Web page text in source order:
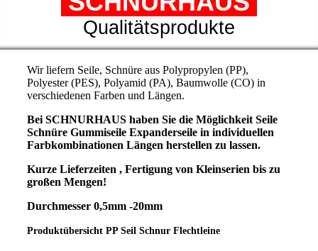
Qualitätsprodukte
Wir liefern Seile, Schnüre aus Polypropylen (PP),
Polyester (PES), Polyamid (PA), Baumwolle (CO) in
verschiedenen Farben und Längen.
Bei SCHNURHAUS haben Sie die Möglichkeit Seile
Schnüre Gummiseile Expanderseile in individuellen
Farbkombinationen Längen herstellen zu lassen.
Kurze Lieferzeiten , Fertigung von Kleinserien bis zu
großen Mengen!
Durchmesser 0,5mm -20mm
Produktübersicht PP Seil Schnur Flechtleine